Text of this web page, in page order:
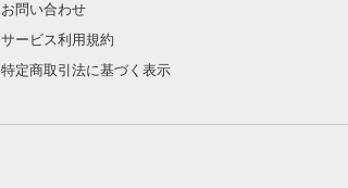
お問い合わせ
サービス利用規約
特定商取引法に基づく表示